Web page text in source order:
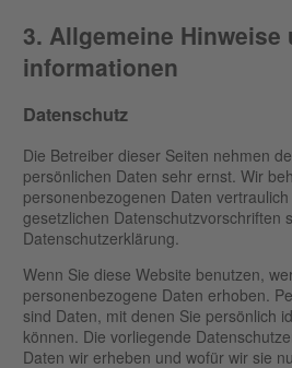
3. Allgemeine
informationen
Datenschutz
Die Betreiber dieser Seiten nehmen
persönlichen Daten sehr ernst. Wir
personenbezogenen Daten
gesetzlichen Datenschutzvorschriften
Datenschutzerklärung.
Wenn Sie diese Website benutzen,
personenbezogene Daten erhoben.
sind Daten, mit denen Sie persönlich
können. Die vorliegende
Daten wir erheben und wofür wir sie